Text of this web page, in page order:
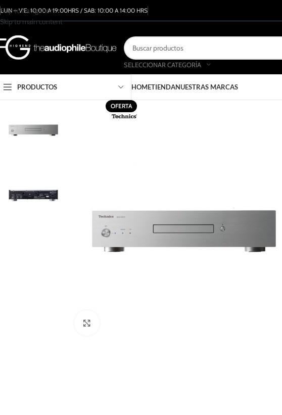
Skip to navigation
Skip to main content
LUN – VIE: 10:00 A 19:00HRS / SAB: 10:00 A 14:00 HRS
SELECCIONAR CATEGORÍA
PRODUCTOS HOMETIENDANUESTRAS MARCAS
OFERTA